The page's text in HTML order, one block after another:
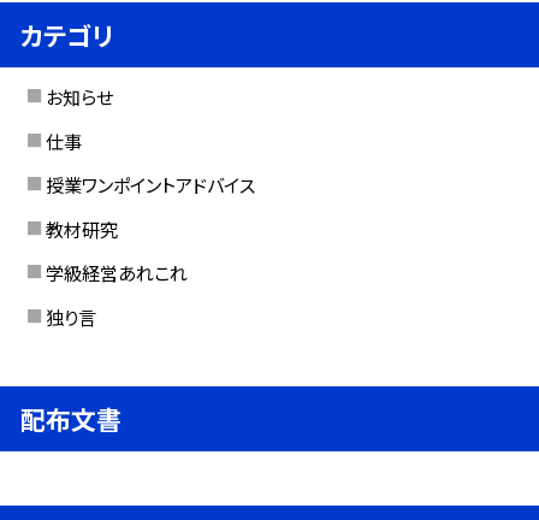
カテゴリ
お知らせ
仕事
授業ワンポイントアドバイス
教材研究
学級経営あれこれ
独り言
配布文書